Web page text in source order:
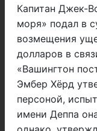
Капитан Джек-
моря» подал в
возмещения
долларов в
«Вашингтон
Эмбер Хёрд
персоной,
имени Деппа